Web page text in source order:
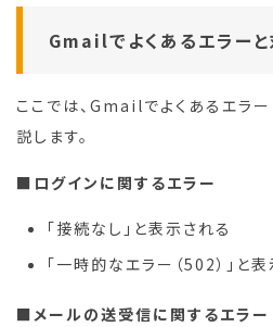
Gmailでよくあるエラー
ここでは、Gmailでよくあるエラ
説します。
■ログインに関するエラー
「接続なし」と表示される
「一時的なエラー（502）」と
■メールの送受信に関するエラー